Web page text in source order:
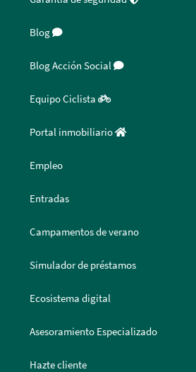
Blog
Blog Acción Social
Equipo Ciclista
Portal inmobiliario
Empleo
Entradas
Campamentos de verano
Simulador de préstamos
Ecosistema digital
Asesoramiento Especializado
Hazte cliente